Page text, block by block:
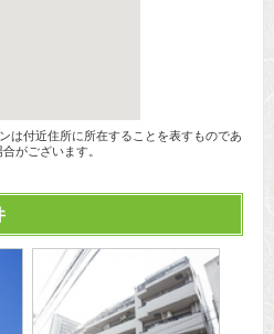
は付近住所に所在することを表すものであ
がございます。